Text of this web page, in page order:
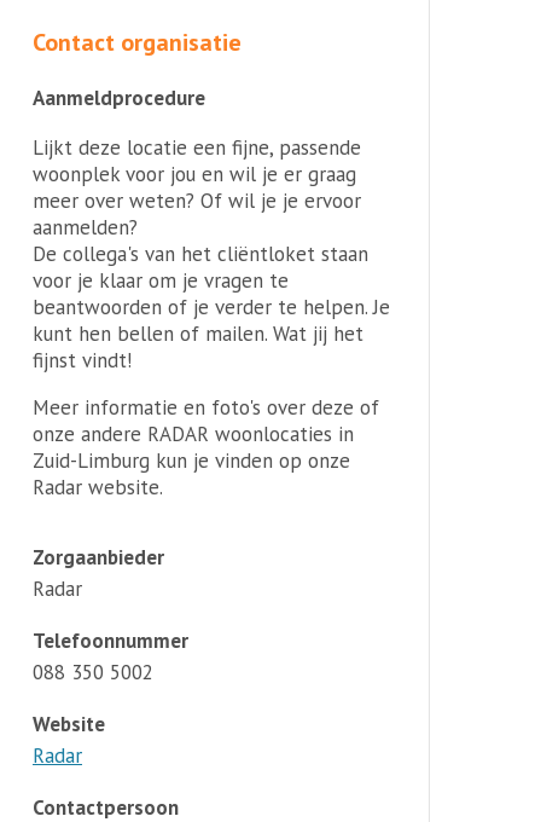
Contact organisatie
Aanmeldprocedure
Lijkt deze locatie een fijne, passende
woonplek voor jou en wil je er graag
meer over weten? Of wil je je ervoor
aanmelden?
De collega's van het cliëntloket staan
voor je klaar om je vragen te
beantwoorden of je verder te helpen. Je
kunt hen bellen of mailen. Wat jij het
fijnst vindt!
Meer informatie en foto's over deze of
onze andere RADAR woonlocaties in
Zuid-Limburg kun je vinden op onze
Radar website.
Zorgaanbieder
Radar
Telefoonnummer
088 350 5002
Website
Radar
Contactpersoon